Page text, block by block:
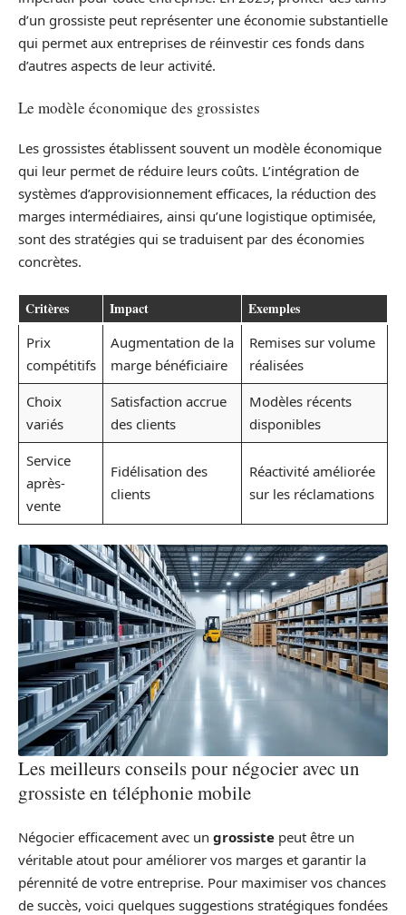
d’un grossiste peut représenter une économie substantielle
qui permet aux entreprises de réinvestir ces fonds dans
d’autres aspects de leur activité.
Le modèle économique des grossistes
Les grossistes établissent souvent un modèle économique
qui leur permet de réduire leurs coûts. L’intégration de
systèmes d’approvisionnement efficaces, la réduction des
marges intermédiaires, ainsi qu’une logistique optimisée,
sont des stratégies qui se traduisent par des économies
concrètes.
Critères Impact Exemples
Prix
compétitifs
Augmentation de la
marge bénéficiaire
Remises sur volume
réalisées
Choix
variés
Satisfaction accrue
des clients
Modèles récents
disponibles
Service
après-
vente
Fidélisation des
clients
Réactivité améliorée
sur les réclamations
Les meilleurs conseils pour négocier avec un
grossiste en téléphonie mobile
Négocier efficacement avec un grossiste peut être un
véritable atout pour améliorer vos marges et garantir la
pérennité de votre entreprise. Pour maximiser vos chances
de succès, voici quelques suggestions stratégiques fondées